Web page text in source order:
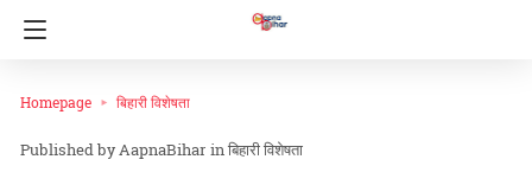
Homepage बिहारी विशेषता
AapnaBihar inबिहारी विशेषता